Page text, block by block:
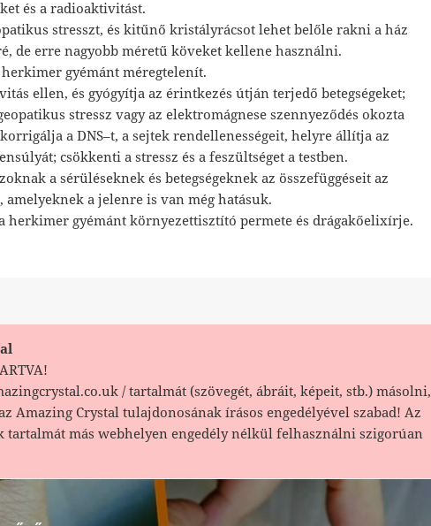
és a radioaktivitást.
stresszt, és kitűnő kristályrácsot lehet belőle rakni a ház
de erre nagyobb méretű köveket kellene használni.
herkimer gyémánt méregtelenít.
ellen, és gyógyítja az érintkezés útján terjedő betegségeket;
stressz vagy az elektromágnese szennyeződés okozta
a DNS–t, a sejtek rendellenességeit, helyre állítja az
csökkenti a stressz és a feszültséget a testben.
a sérüléseknek és betegségeknek az összefüggéseit az
amelyeknek a jelenre is van még hatásuk.
herkimer gyémánt környezettisztító permete és drágakőelixírje.
/ tartalmát (szövegét, ábráit, képeit, stb.) másolni,
Amazing Crystal tulajdonosának írásos engedélyével szabad! Az
tartalmát más webhelyen engedély nélkül felhasználni szigorúan